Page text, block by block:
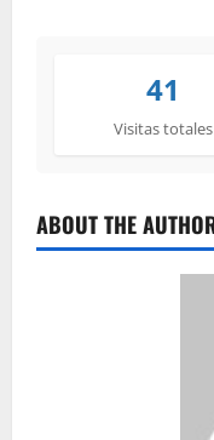
41
Visitas totales
ABOUT THE